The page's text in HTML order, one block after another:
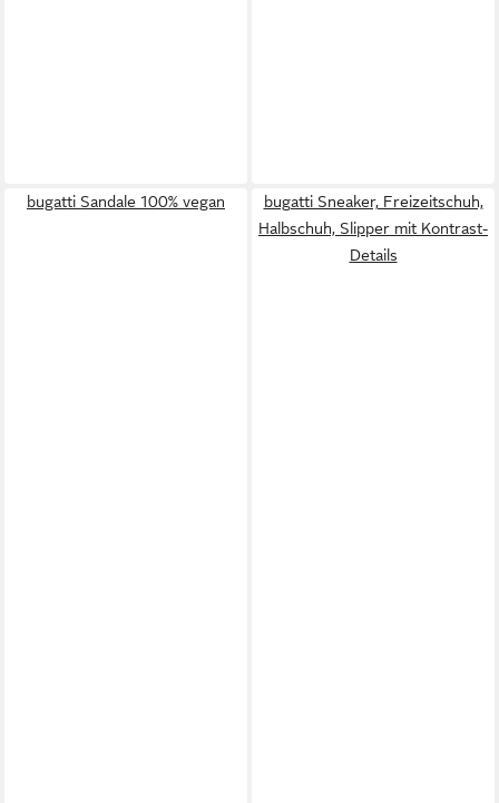
bugatti Sandale 100% vegan
bugatti Sneaker, Freizeitschuh,
Halbschuh, Slipper mit Kontrast-
Details